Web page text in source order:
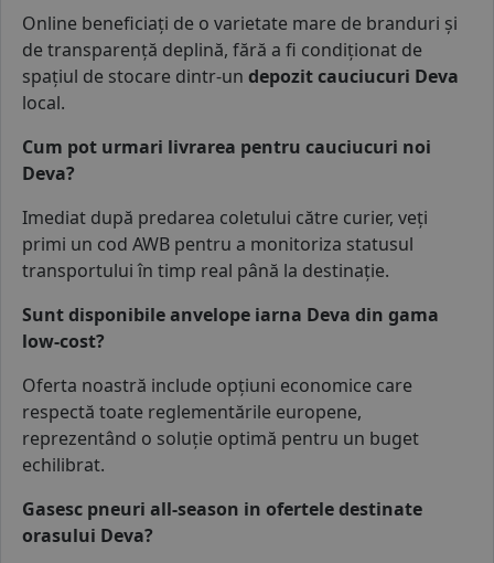
Online beneficiați de o varietate mare de branduri și
de transparență deplină, fără a fi condiționat de
spațiul de stocare dintr-un depozit cauciucuri Deva
local.
Cum pot urmari livrarea pentru cauciucuri noi
Deva?
Imediat după predarea coletului către curier, veți
primi un cod AWB pentru a monitoriza statusul
transportului în timp real până la destinație.
Sunt disponibile anvelope iarna Deva din gama
low-cost?
Oferta noastră include opțiuni economice care
respectă toate reglementările europene,
reprezentând o soluție optimă pentru un buget
echilibrat.
Gasesc pneuri all-season in ofertele destinate
orasului Deva?